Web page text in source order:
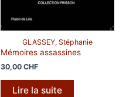
GLASSEY, Stéphanie
Mémoires assassines
30,00 CHF
Lire la suite